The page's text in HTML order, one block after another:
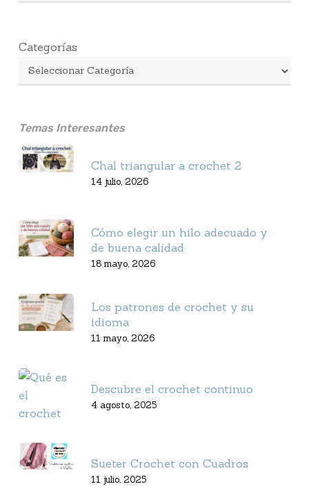
Categorías
Temas Interesantes
Chal triangular a crochet 2
14 julio, 2026
Cómo elegir un hilo adecuado y
de buena calidad
18 mayo, 2026
Los patrones de crochet y su
idioma
11 mayo, 2026
Descubre el crochet continuo
4 agosto, 2025
Sueter Crochet con Cuadros
11 julio, 2025